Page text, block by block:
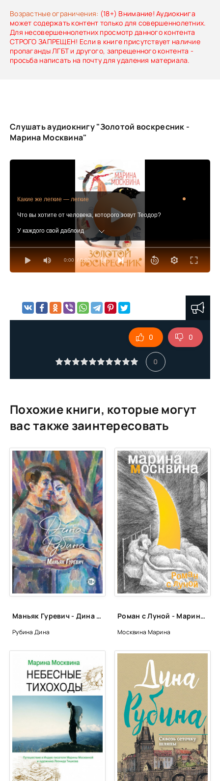
Возрастные ограничения: (18+) Внимание! Аудиокнига
может содержать контент только для совершеннолетних.
Для несовершеннолетних просмотр данного контента
СТРОГО ЗАПРЕЩЕН! Если в книге присутствует наличие
пропаганды ЛГБТ и другого, запрещенного контента -
просьба написать на почту для удаления материала.
Слушать аудиокнигу "Золотой воскресник -
Марина Москвина"
0:00 / 0:00
Какие же легкие — легкие
Что вы хотите от человека, которого зовут Теодор?
У каждого свой даблоид
Подайте в честь осеннего равноденствия
Семья звездобола
I am in the center of nowhere
0
0 0
Похожие книги, которые могут
вас также заинтересовать
Маньяк Гуревич - Дина Рубина
Рубина Дина
Роман с Луной - Марина Москвина
Москвина Марина